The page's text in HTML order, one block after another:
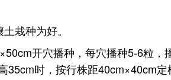
栽种为好。
开穴播种，每穴播种5-6粒，
时，按行株距40cm×40cm定